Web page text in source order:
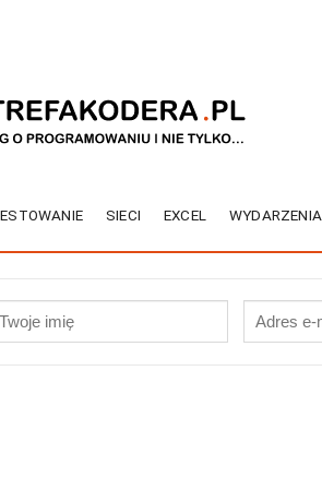
SIECI EXCEL WYDARZENIA